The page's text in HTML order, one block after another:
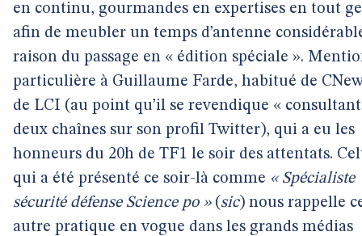
en continu, gourmandes en expertises en tout
afin de meubler un temps d’antenne
raison du passage en « édition spéciale ».
particulière à Guillaume Farde, habitué de
de LCI (au point qu’il se revendique « consultant
deux chaînes sur son profil Twitter), qui a eu les
honneurs du 20h de TF1 le soir des attentats.
qui a été présenté ce soir-là comme « Spécialiste
sécurité défense Science po »(sic) nous rappelle
autre pratique en vogue dans les grands médias